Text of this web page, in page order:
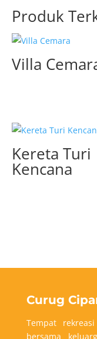
Produk
Villa
Kereta Turi
Kencana
Curug
Tempat
bersama